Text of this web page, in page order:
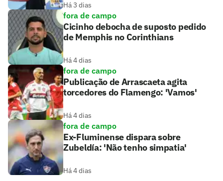
Há 3 dias
fora de campo
Cicinho debocha de suposto pedido
de Memphis no Corinthians
Há 4 dias
fora de campo
Publicação de Arrascaeta agita
torcedores do Flamengo: 'Vamos'
Há 4 dias
fora de campo
Ex-Fluminense dispara sobre
Zubeldía: 'Não tenho simpatia'
Há 4 dias